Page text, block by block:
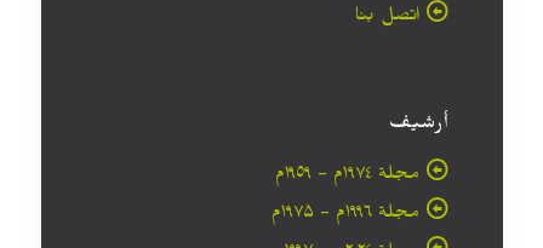
اتصل بنا
أرشيف
مجلة ۱۹۷٤م - ١٩٥٩م
مجلة ۱۹۹٦م - ۱۹۷۵م